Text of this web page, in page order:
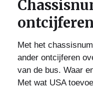
ontcijferen
Met het
ander ontcijferen
van de bus. Waar
Met wat USA